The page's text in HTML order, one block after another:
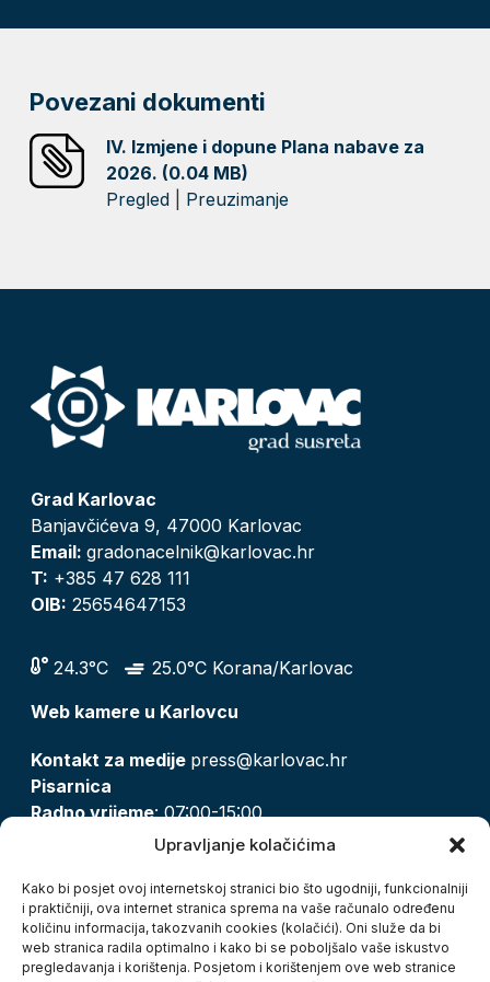
Upravljanje kolačićima
Kako bi posjet ovoj internetskoj stranici bio što ugodniji, funkcionalniji
i praktičniji, ova internet stranica sprema na vaše računalo određenu
količinu informacija, takozvanih cookies (kolačići). Oni služe da bi
web stranica radila optimalno i kako bi se poboljšalo vaše iskustvo
pregledavanja i korištenja. Posjetom i korištenjem ove web stranice
Povezani dokumenti
IV. Izmjene i dopune Plana nabave za
2026. (0.04 MB)
Pregled
Preuzimanje
Grad Karlovac
Banjavčićeva 9, 47000 Karlovac
Email: gradonacelnik@karlovac.hr
T: +385 47 628 111
OIB: 25654647153
24.3°C
25.0°C Korana/Karlovac
Web kamere u Karlovcu
Kontakt za medije press@karlovac.hr
Pisarnica
Radno vrijeme: 07:00-15:00
pisarnica@karlovac.hr
Zaštita osobnih podataka
Pristup informacijama